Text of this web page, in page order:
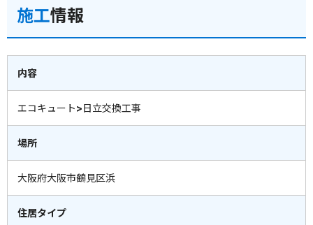
施工情報
内容
エコキュート>日立交換工事
場所
大阪府大阪市鶴見区浜
住居タイプ